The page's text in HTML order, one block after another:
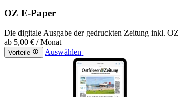
OZ E-Paper
Die digitale Ausgabe der gedruckten Zeitung inkl. OZ+
ab 5,00 € / Monat
Vorteile Auswählen